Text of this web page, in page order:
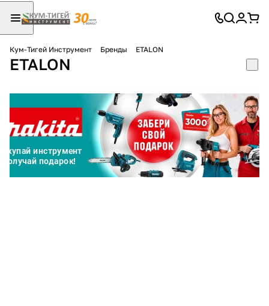
Кум-Тигей Инструмент Бренды ETALON
ETALON
Для клиентов всех банков
Разбейте
оплату на части
без переплат